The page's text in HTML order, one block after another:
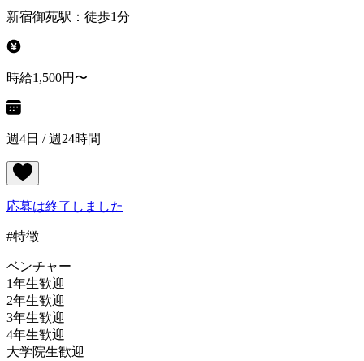
新宿御苑駅：徒歩1分
時給1,500円〜
週4日 / 週24時間
応募は終了しました
#特徴
ベンチャー
1年生歓迎
2年生歓迎
3年生歓迎
4年生歓迎
大学院生歓迎